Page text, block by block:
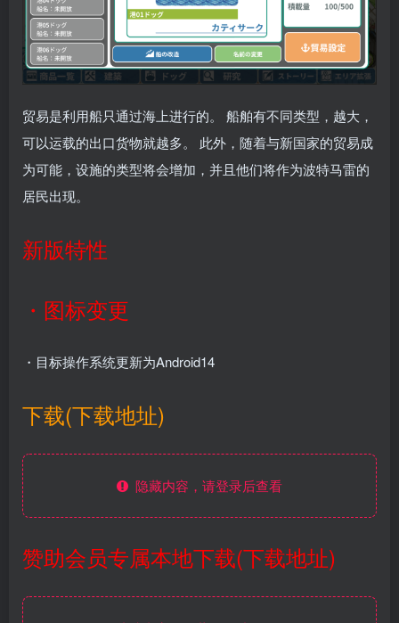
贸易是利用船只通过海上进行的。 船舶有不同类型，越大，
可以运载的出口货物就越多。 此外，随着与新国家的贸易成
为可能，设施的类型将会增加，并且他们将作为波特马雷的
居民出现。
新版特性
・图​​标变更
・目标操作系统更新为Android14
下载(下载地址)
隐藏内容，请登录后查看
赞助会员专属本地下载(下载地址)